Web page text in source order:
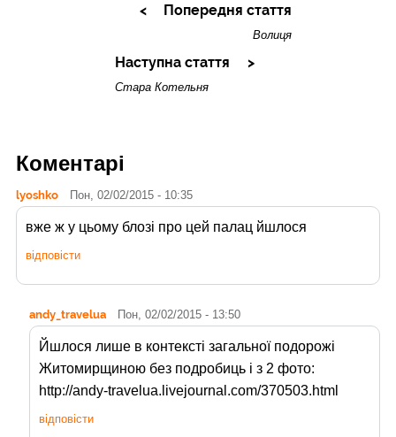
Попередня стаття
Волиця
Наступна стаття
Стара Котельня
Коментарі
lyoshko Пон, 02/02/2015 - 10:35
вже ж у цьому блозі про цей палац йшлося
відповісти
andy_travelua Пон, 02/02/2015 - 13:50
Йшлося лише в контексті загальної подорожі
Житомирщиною без подробиць і з 2 фото:
http://andy-travelua.livejournal.com/370503.html
відповісти